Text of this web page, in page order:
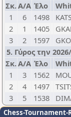
Σκ.Α/Α Έλο
1
6 1498
2
1 1405
3
2 1597
5. Γύρος την
Σκ.Α/Α Έλο
1
3 1562
2
4 1497
3
5 1538
Chess-Tournament-